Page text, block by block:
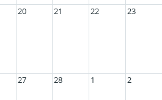
20 21 22 23
27 28 1 2